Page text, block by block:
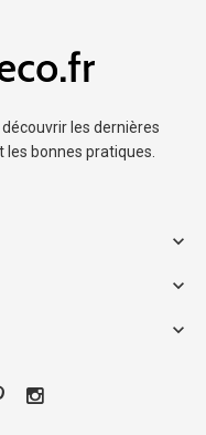
les dernières
les bonnes pratiques.